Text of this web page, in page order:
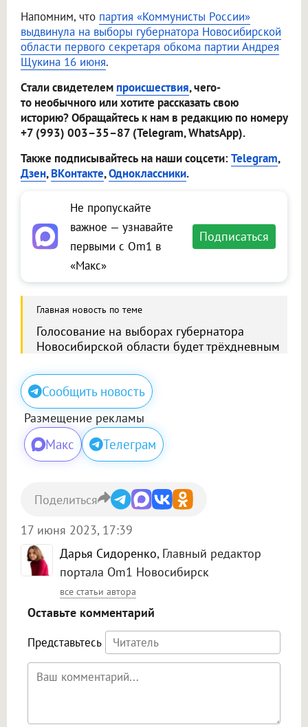
Напомним, что партия «Коммунисты России»
выдвинула на выборы губернатора Новосибирской
области первого секретаря обкома партии Андрея
Щукина 16 июня.
Стали свидетелем происшествия, чего-
то необычного или хотите рассказать свою
историю? Обращайтесь к нам в редакцию по номеру
+7 (993) 003–35–87 (Telegram, WhatsApp).
Также подписывайтесь на наши соцсети:Telegram,
Дзен,ВКонтакте,Одноклассники.
Не пропускайте
важное — узнавайте
первыми с Om1 в
«Макс»
Подписаться
Главная новость по теме
Голосование на выборах губернатора
Новосибирской области будет трёхдневным
Сообщить новость
Размещение рекламы
Макс Телеграм
Дарья Сидоренко, Главный редактор
портала Om1 Новосибирск
все статьи автора
17 июня 2023, 17:39
Поделиться
Оставьте комментарий
Представьтесь